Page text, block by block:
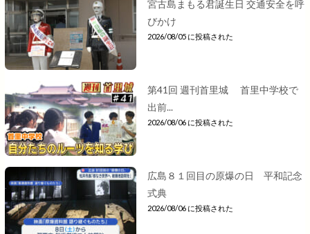
宮古島まもる君誕生日 交通安全を呼
びかけ
2026/08/05 に投稿された
第41回 週刊首里城 首里中学校で
出前...
2026/08/06 に投稿された
広島８１回目の原爆の日 平和記念
式典
2026/08/06 に投稿された